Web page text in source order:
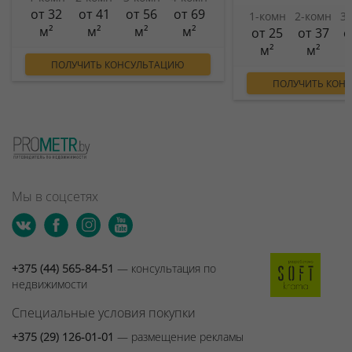
от 32
м²
от 41
м²
от 56
м²
от 69
м²
ПОЛУЧИТЬ КОНСУЛЬТАЦИЮ
1-комн
от 25
м²
2-комн
от 37
м²
ПОЛУЧИТЬ
Мы в соцсетях
+375 (44) 565-84-51 — консультация по
недвижимости
Специальные условия покупки
+375 (29) 126-01-01 — размещение рекламы